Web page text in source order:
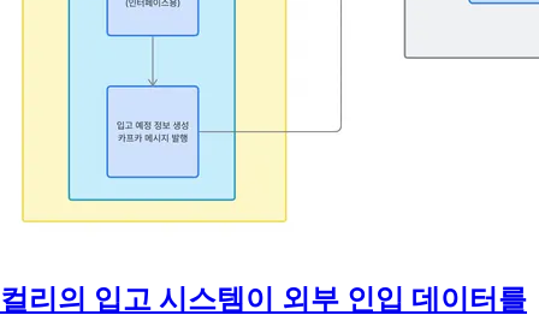
컬리의 입고 시스템이 외부 인입 데이터를